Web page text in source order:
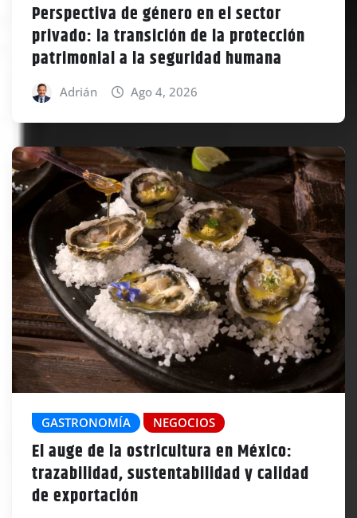
Perspectiva de género en el sector
privado: la transición de la protección
patrimonial a la seguridad humana
Adrián Ago 4, 2026
GASTRONOMÍA NEGOCIOS
El auge de la ostricultura en México:
trazabilidad, sustentabilidad y calidad
de exportación